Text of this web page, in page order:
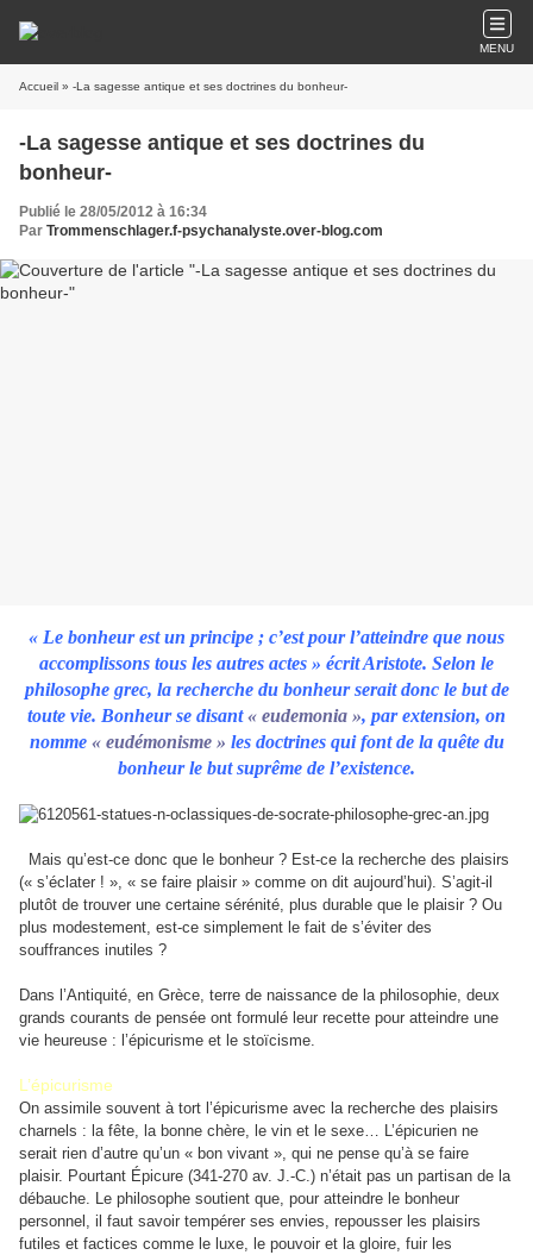
MENU
Accueil » -La sagesse antique et ses doctrines du bonheur-
-La sagesse antique et ses doctrines du
bonheur-
Publié le 28/05/2012 à 16:34
Par Trommenschlager.f-psychanalyste.over-blog.com
« Le bonheur est un principe ; c’est pour l’atteindre que nous
accomplissons tous les autres actes » écrit Aristote. Selon le
philosophe grec, la recherche du bonheur serait donc le but de
toute vie. Bonheur se disant« eudemonia », par extension, on
nomme « eudémonisme » les doctrines qui font de la quête du
bonheur le but suprême de l’existence.
Mais qu’est-ce donc que le bonheur ? Est-ce la recherche des plaisirs
(« s’éclater ! », « se faire plaisir » comme on dit aujourd’hui). S’agit-il
plutôt de trouver une certaine sérénité, plus durable que le plaisir ? Ou
plus modestement, est-ce simplement le fait de s’éviter des
souffrances inutiles ?
Dans l’Antiquité, en Grèce, terre de naissance de la philosophie, deux
grands courants de pensée ont formulé leur recette pour atteindre une
vie heureuse : l’épicurisme et le stoïcisme.
L’épicurisme
On assimile souvent à tort l’épicurisme avec la recherche des plaisirs
charnels : la fête, la bonne chère, le vin et le sexe… L’épicurien ne
serait rien d’autre qu’un « bon vivant », qui ne pense qu’à se faire
plaisir. Pourtant Épicure (341-270 av. J.-C.) n’était pas un partisan de la
débauche. Le philosophe soutient que, pour atteindre le bonheur
personnel, il faut savoir tempérer ses envies, repousser les plaisirs
futiles et factices comme le luxe, le pouvoir et la gloire, fuir les